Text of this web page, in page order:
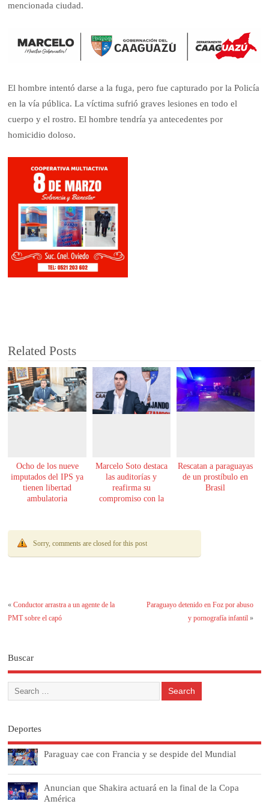
mencionada ciudad.
El hombre intentó darse a la fuga, pero fue capturado por la Policía
en la vía pública. La víctima sufrió graves lesiones en todo el
cuerpo y el rostro. Elhombre tendría yaantecedentes por
homicidio doloso.
Related Posts
Ocho de los nueve
imputados del IPS ya
tienen libertad
ambulatoria
Marcelo Soto destaca
las auditorías y
reafirma su
compromiso con la
Rescatan a paraguayas
de un prostíbulo en
Brasil
Sorry, comments are closed for this post
«Conductor arrastra a un agente de la
PMT sobre el capó
Paraguayo detenido en Foz por abuso
y pornografía infantil»
Buscar
Deportes
Paraguay cae con Francia y se despide del Mundial
Anuncian que Shakira actuará en la final de la Copa
América